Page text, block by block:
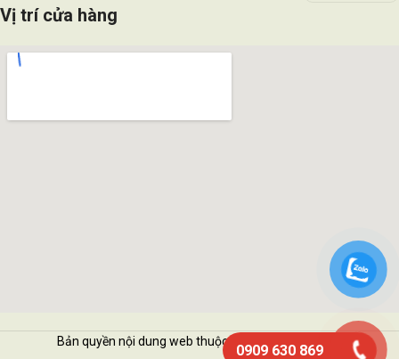
Vị trí cửa hàng
Bản quyền nội dung web thuộc về Vattukimhai.com
0909 630 869